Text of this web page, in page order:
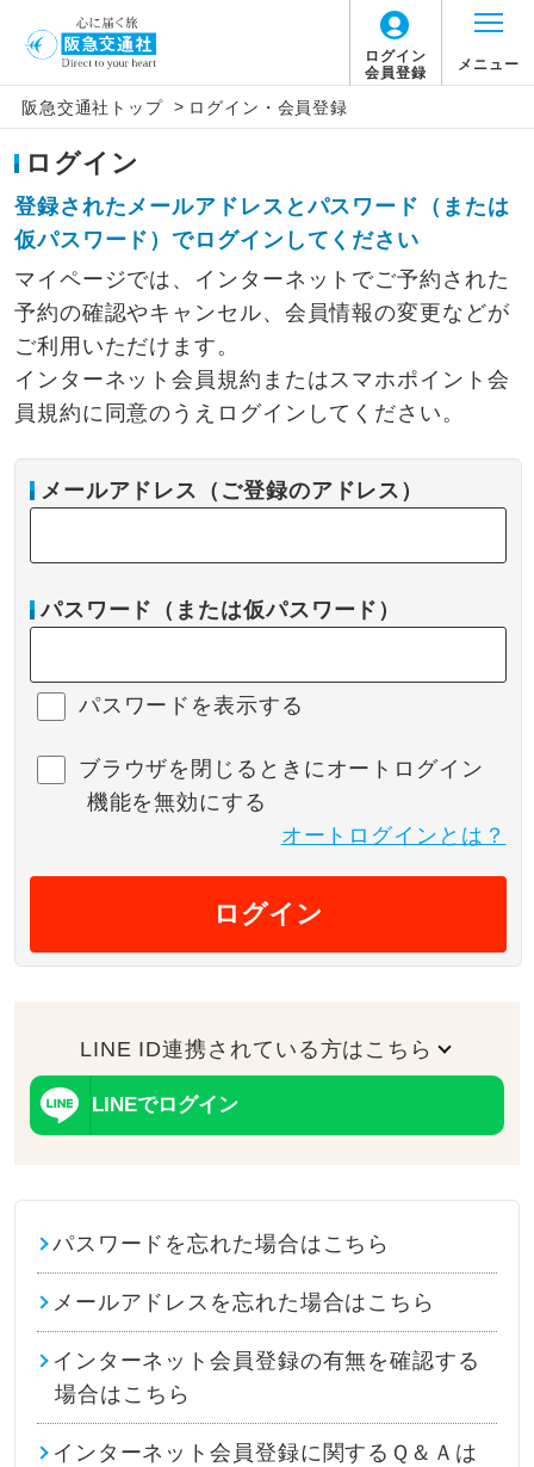
ログイン
会員登録
メニュー
阪急交通社トップ > ログイン・会員登録
ログイン
登録されたメールアドレスとパスワード（または
仮パスワード）でログインしてください
マイページでは、インターネットでご予約された
予約の確認やキャンセル、会員情報の変更などが
ご利用いただけます。
インターネット会員規約またはスマホポイント会
員規約に同意のうえログインしてください。
メールアドレス（ご登録のアドレス）
パスワード（または仮パスワード）
パスワードを表示する
ブラウザを閉じるときにオートログイン
機能を無効にする
オートログインとは？
ログイン
LINE ID連携されている方はこちら
LINEでログイン
パスワードを忘れた場合はこちら
メールアドレスを忘れた場合はこちら
インターネット会員登録の有無を確認する
場合はこちら
インターネット会員登録に関するＱ＆Ａは